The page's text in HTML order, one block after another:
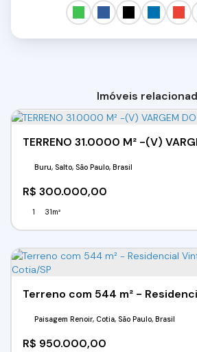
Imóveis
R$ 300.000,00
Buru, Salto, São Paulo, Brasil
1 31m²
R$ 950.000,00
Paisagem Renoir, Cotia, São Paulo, Brasil